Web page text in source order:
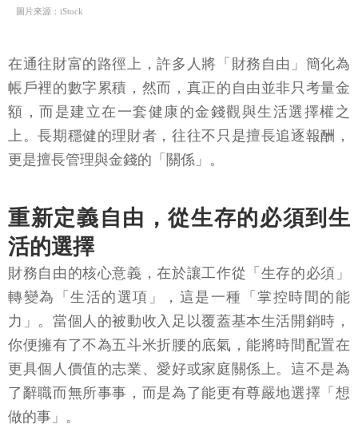
圖片來源：iStock
在通往財富的路徑上，許多人將「財務自由」簡化為
帳戶裡的數字累積，然而，真正的自由並非只考量金
額，而是建立在一套健康的金錢觀與生活選擇權之
上。長期穩健的理財者，往往不只是擅長追逐報酬，
更是擅長管理與金錢的「關係」。
重新定義自由，從生存的必須到生
活的選擇
財務自由的核心意義，在於讓工作從「生存的必須」
轉變為「生活的選項」，這是一種「掌控時間的能
力」。當個人的被動收入足以覆蓋基本生活開銷時，
你便擁有了不為五斗米折腰的底氣，能將時間配置在
更具個人價值的志業、愛好或家庭關係上。這不是為
了辭職而無所事事，而是為了能更有尊嚴地選擇「想
做的事」。